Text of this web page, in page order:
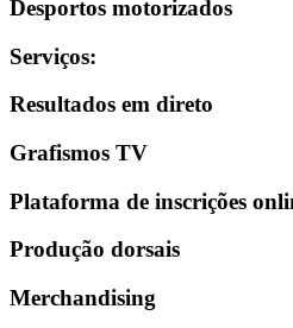
Desportos motorizados
Serviços:
Resultados em direto
Grafismos TV
Plataforma de inscrições
Produção dorsais
Merchandising